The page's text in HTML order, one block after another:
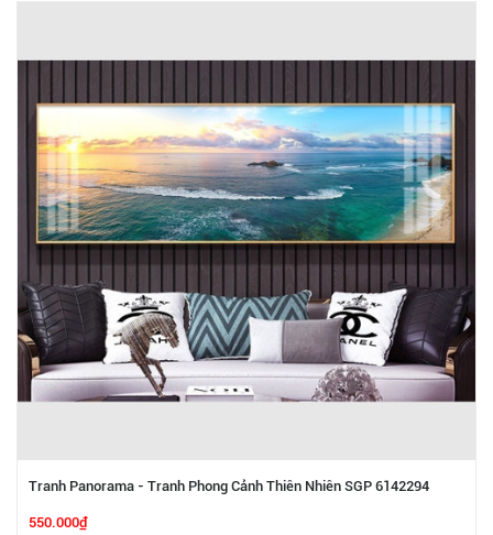
Tranh Panorama - Tranh Phong Cảnh Thiên Nhiên SGP 6142294
550.000₫